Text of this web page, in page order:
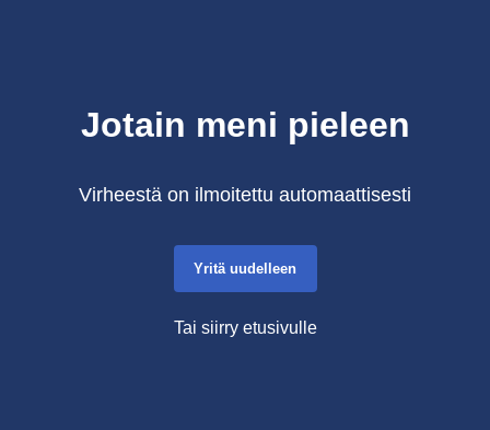
Jotain meni pieleen
Virheestä on ilmoitettu automaattisesti
Yritä uudelleen
Tai siirry etusivulle